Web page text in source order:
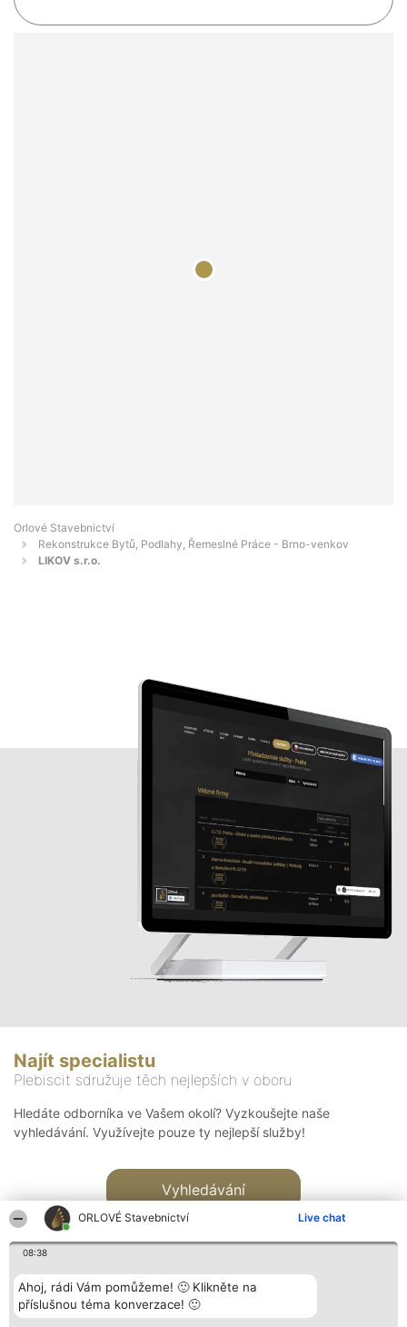
ORLOVÉ Stavebnictví Live chat
08:38
Ahoj, rádi Vám pomůžeme! 🙂 Klikněte na
příslušnou téma konverzace! 🙂
Orlové Stavebnictví
Rekonstrukce Bytů, Podlahy, Řemeslné Práce - Brno-venkov
LIKOV s.r.o.
Najít specialistu
Plebiscit sdružuje těch nejlepších v oboru
Hledáte odborníka ve Vašem okolí? Vyzkoušejte naše
vyhledávání. Využívejte pouze ty nejlepší služby!
Vyhledávání